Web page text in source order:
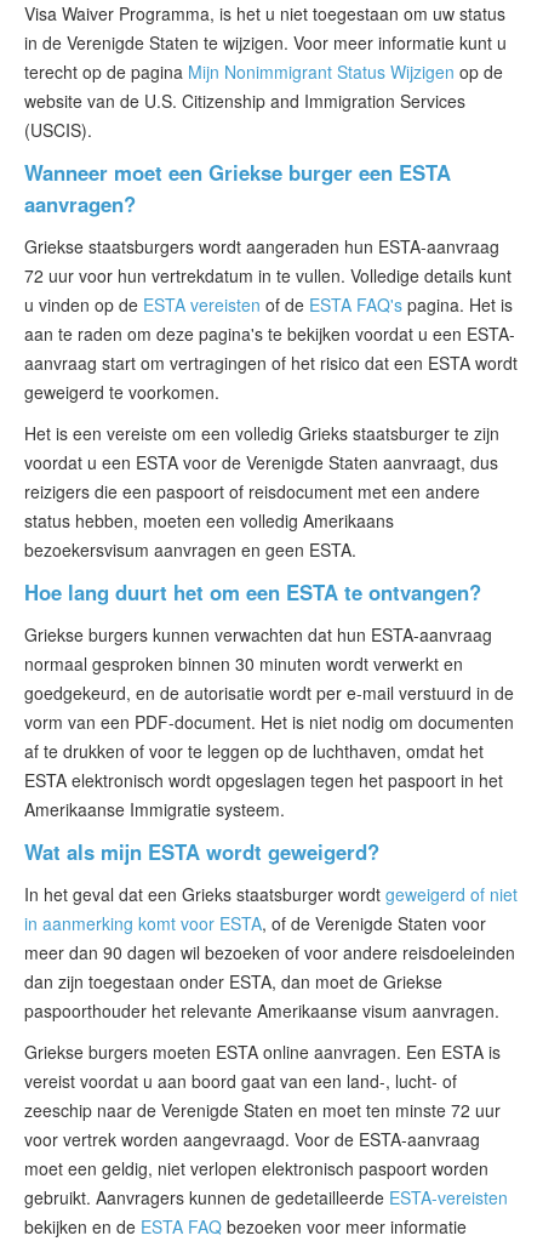
Visa Waiver Programma, is het u niet toegestaan om uw status
in de Verenigde Staten te wijzigen. Voor meer informatie kunt u
terecht op de pagina Mijn Nonimmigrant Status Wijzigen op de
website van de U.S. Citizenship and Immigration Services
(USCIS).
Wanneer moet een Griekse burger een ESTA
aanvragen?
Griekse staatsburgers wordt aangeraden hun ESTA-aanvraag
72 uur voor hun vertrekdatum in te vullen. Volledige details kunt
u vinden op de ESTA vereisten of de ESTA FAQ's pagina. Het is
aan te raden om deze pagina's te bekijken voordat u een ESTA-
aanvraag start om vertragingen of het risico dat een ESTA wordt
geweigerd te voorkomen.
Het is een vereiste om een volledig Grieks staatsburger te zijn
voordat u een ESTA voor de Verenigde Staten aanvraagt, dus
reizigers die een paspoort of reisdocument met een andere
status hebben, moeten een volledig Amerikaans
bezoekersvisum aanvragen en geen ESTA.
Hoe lang duurt het om een ESTA te ontvangen?
Griekse burgers kunnen verwachten dat hun ESTA-aanvraag
normaal gesproken binnen 30 minuten wordt verwerkt en
goedgekeurd, en de autorisatie wordt per e-mail verstuurd in de
vorm van een PDF-document. Het is niet nodig om documenten
af te drukken of voor te leggen op de luchthaven, omdat het
ESTA elektronisch wordt opgeslagen tegen het paspoort in het
Amerikaanse Immigratie systeem.
Wat als mijn ESTA wordt geweigerd?
In het geval dat een Grieks staatsburger wordt geweigerd of niet
in aanmerking komt voor ESTA, of de Verenigde Staten voor
meer dan 90 dagen wil bezoeken of voor andere reisdoeleinden
dan zijn toegestaan onder ESTA, dan moet de Griekse
paspoorthouder het relevante Amerikaanse visum aanvragen.
Griekse burgers moeten ESTA online aanvragen. Een ESTA is
vereist voordat u aan boord gaat van een land-, lucht- of
zeeschip naar de Verenigde Staten en moet ten minste 72 uur
voor vertrek worden aangevraagd. Voor de ESTA-aanvraag
moet een geldig, niet verlopen elektronisch paspoort worden
gebruikt. Aanvragers kunnen de gedetailleerde ESTA-vereisten
bekijken en de ESTA FAQ bezoeken voor meer informatie